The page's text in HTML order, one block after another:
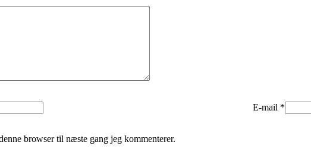
E-mail *
browser til næste gang jeg kommenterer.